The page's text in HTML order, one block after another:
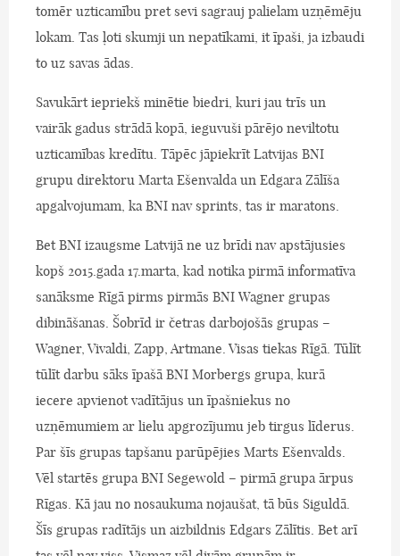
tomēr uzticamību pret sevi sagrauj palielam uzņēmēju
lokam. Tas ļoti skumji un nepatīkami, it īpaši, ja izbaudi
to uz savas ādas.
Savukārt iepriekš minētie biedri, kuri jau trīs un
vairāk gadus strādā kopā, ieguvuši pārējo neviltotu
uzticamības kredītu. Tāpēc jāpiekrīt Latvijas BNI
grupu direktoru Marta Ešenvalda un Edgara Zālīša
apgalvojumam, ka BNI nav sprints, tas ir maratons.
Bet BNI izaugsme Latvijā ne uz brīdi nav apstājusies
kopš 2015.gada 17.marta, kad notika pirmā informatīva
sanāksme Rīgā pirms pirmās BNI Wagner grupas
dibināšanas. Šobrīd ir četras darbojošās grupas –
Wagner, Vivaldi, Zapp, Artmane. Visas tiekas Rīgā. Tūlīt
tūlīt darbu sāks īpašā BNI Morbergs grupa, kurā
iecere apvienot vadītājus un īpašniekus no
uzņēmumiem ar lielu apgrozījumu jeb tirgus līderus.
Par šīs grupas tapšanu parūpējies Marts Ešenvalds.
Vēl startēs grupa BNI Segewold – pirmā grupa ārpus
Rīgas. Kā jau no nosaukuma nojaušat, tā būs Siguldā.
Šīs grupas radītājs un aizbildnis Edgars Zālītis. Bet arī